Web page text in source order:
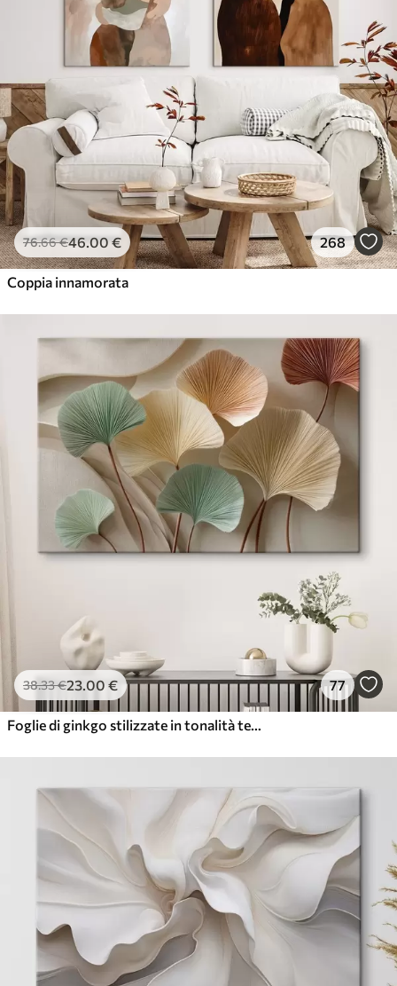
76.66€46.00 € 268
Coppia innamorata
38.33€23.00 € 77
Foglie di ginkgo stilizzate in tonalità tenui